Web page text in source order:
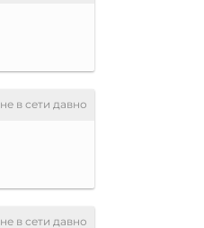
не в сети давно
не в сети давно